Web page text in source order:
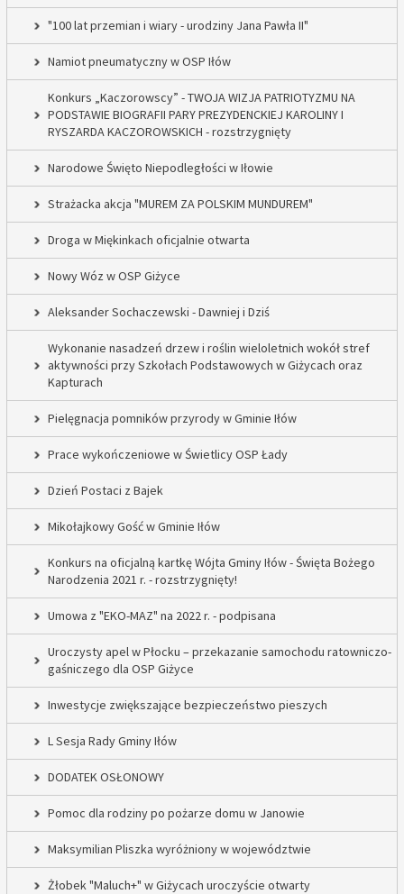
"100 lat przemian i wiary - urodziny Jana Pawła II"
Namiot pneumatyczny w OSP Iłów
Konkurs „Kaczorowscy” - TWOJA WIZJA PATRIOTYZMU NA
PODSTAWIE BIOGRAFII PARY PREZYDENCKIEJ KAROLINY I
RYSZARDA KACZOROWSKICH - rozstrzygnięty
Narodowe Święto Niepodległości w Iłowie
Strażacka akcja "MUREM ZA POLSKIM MUNDUREM"
Droga w Miękinkach oficjalnie otwarta
Nowy Wóz w OSP Giżyce
Aleksander Sochaczewski - Dawniej i Dziś
Wykonanie nasadzeń drzew i roślin wieloletnich wokół stref
aktywności przy Szkołach Podstawowych w Giżycach oraz
Kapturach
Pielęgnacja pomników przyrody w Gminie Iłów
Prace wykończeniowe w Świetlicy OSP Łady
Dzień Postaci z Bajek
Mikołajkowy Gość w Gminie Iłów
Konkurs na oficjalną kartkę Wójta Gminy Iłów - Święta Bożego
Narodzenia 2021 r. - rozstrzygnięty!
Umowa z "EKO-MAZ" na 2022 r. - podpisana
Uroczysty apel w Płocku – przekazanie samochodu ratowniczo-
gaśniczego dla OSP Giżyce
Inwestycje zwiększające bezpieczeństwo pieszych
L Sesja Rady Gminy Iłów
DODATEK OSŁONOWY
Pomoc dla rodziny po pożarze domu w Janowie
Maksymilian Pliszka wyróżniony w województwie
Żłobek "Maluch+" w Giżycach uroczyście otwarty